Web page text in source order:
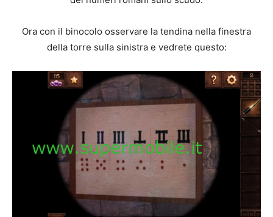
Ora con il binocolo osservare la tendina nella finestra
della torre sulla sinistra e vedrete questo: